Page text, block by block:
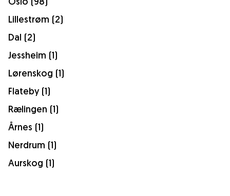
Lillestrøm (2)
Dal (2)
Jessheim (1)
Lørenskog (1)
Flateby (1)
Rælingen (1)
Årnes (1)
Nerdrum (1)
Aurskog (1)